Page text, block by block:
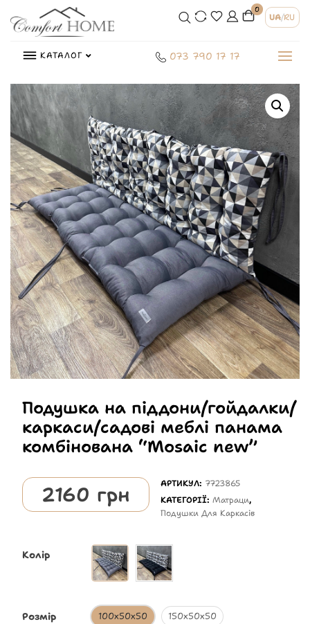
0
UA/RU
КАТАЛОГ 073 790 17 17
Подушка на піддони/гойдалки/
каркаси/садові меблі панама
комбінована “Mosaic new”
2160 грн АРТИКУЛ: 7723865
КАТЕГОРІЇ:Матраци,
Подушки Для Каркасів
Колір
Розмір 100х50х50 150х50х50